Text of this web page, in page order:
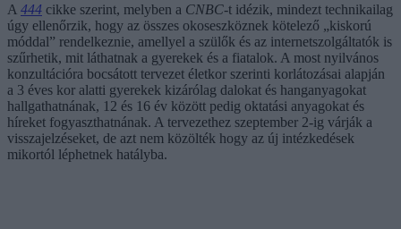
A 444 cikke szerint, melyben a CNBC-t idézik, mindezt technikailag
úgy ellenőrzik, hogy az összes okoseszköznek kötelező „kiskorú
móddal” rendelkeznie, amellyel a szülők és az internetszolgáltatók is
szűrhetik, mit láthatnak a gyerekek és a fiatalok. A most nyilvános
konzultációra bocsátott tervezet életkor szerinti korlátozásai alapján
a 3 éves kor alatti gyerekek kizárólag dalokat és hanganyagokat
hallgathatnának, 12 és 16 év között pedig oktatási anyagokat és
híreket fogyaszthatnának. A tervezethez szeptember 2-ig várják a
visszajelzéseket, de azt nem közölték hogy az új intézkedések
mikortól léphetnek hatályba.